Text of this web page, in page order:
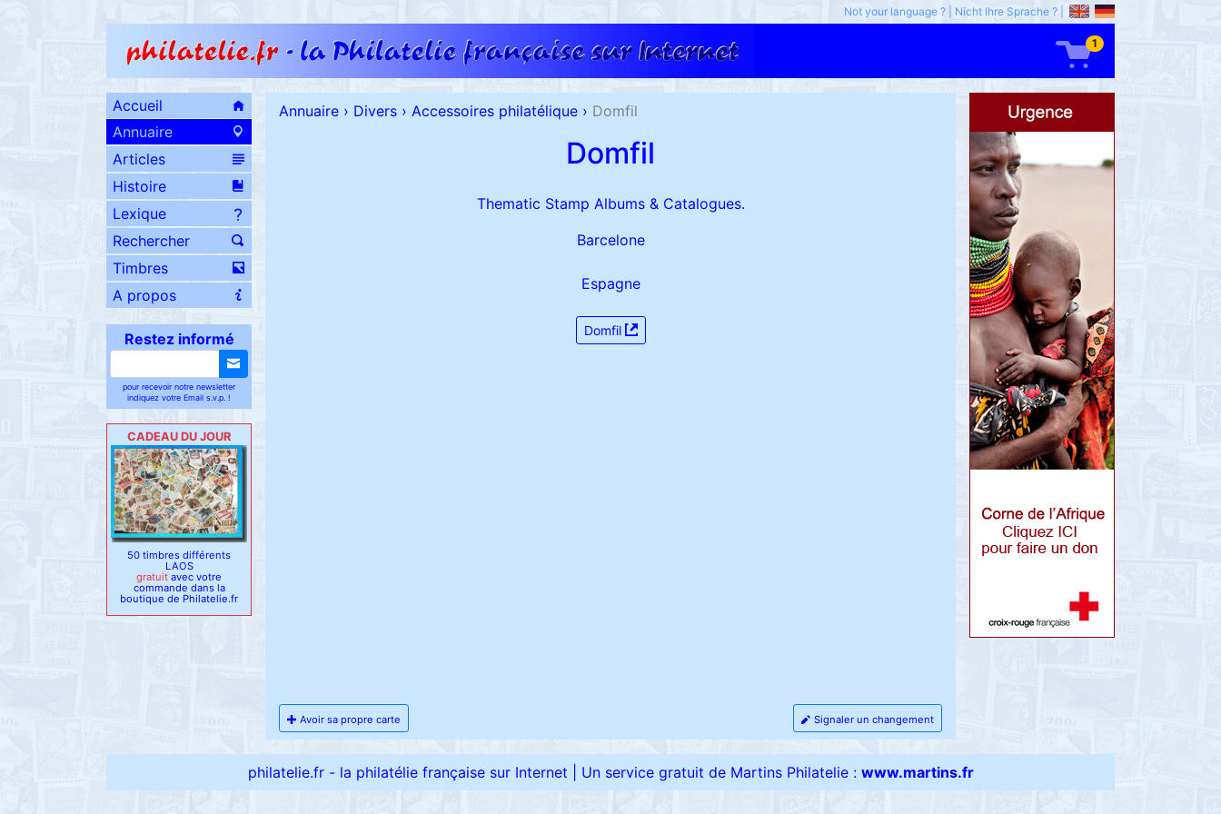
Not your language ? Nicht Ihre Sprache ?
1
Accueil
Annuaire
Articles
Histoire
Lexique
Rechercher
Timbres
A propos
Restez informé
pour recevoir notre newsletter
indiquez votre Email s.v.p. !
CADEAU DU JOUR
50 timbres différents
LAOS
gratuit avec votre
commande dans la
boutique de Philatelie.fr
Annuaire › Divers › Accessoires philatélique › Domfil
Domfil
Thematic Stamp Albums & Catalogues.
Barcelone
Espagne
Domfil
Avoir sa propre carte Signaler un changement
philatelie.fr - la philatélie française sur Internet Un service gratuit de Martins Philatelie : www.martins.fr